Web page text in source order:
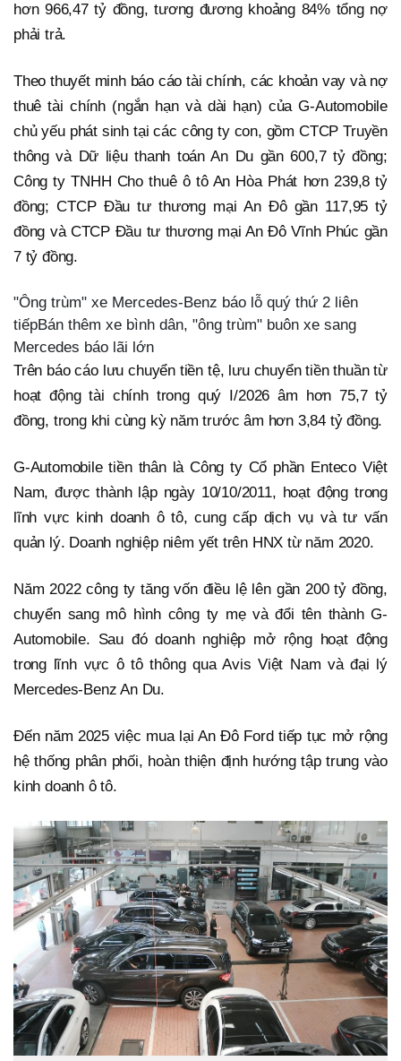
hơn 966,47 tỷ đồng, tương đương khoảng 84% tổng nợ
phải trả.
Theo thuyết minh báo cáo tài chính, các khoản vay và nợ
thuê tài chính (ngắn hạn và dài hạn) của G-Automobile
chủ yếu phát sinh tại các công ty con, gồm CTCP Truyền
thông và Dữ liệu thanh toán An Du gần 600,7 tỷ đồng;
Công ty TNHH Cho thuê ô tô An Hòa Phát hơn 239,8 tỷ
đồng; CTCP Đầu tư thương mại An Đô gần 117,95 tỷ
đồng và CTCP Đầu tư thương mại An Đô Vĩnh Phúc gần
7 tỷ đồng.
"Ông trùm" xe Mercedes-Benz báo lỗ quý thứ 2 liên
tiếpBán thêm xe bình dân, "ông trùm" buôn xe sang
Mercedes báo lãi lớn
Trên báo cáo lưu chuyển tiền tệ, lưu chuyển tiền thuần từ
hoạt động tài chính trong quý I/2026 âm hơn 75,7 tỷ
đồng, trong khi cùng kỳ năm trước âm hơn 3,84 tỷ đồng.
G-Automobile tiền thân là Công ty Cổ phần Enteco Việt
Nam, được thành lập ngày 10/10/2011, hoạt động trong
lĩnh vực kinh doanh ô tô, cung cấp dịch vụ và tư vấn
quản lý. Doanh nghiệp niêm yết trên HNX từ năm 2020.
Năm 2022 công ty tăng vốn điều lệ lên gần 200 tỷ đồng,
chuyển sang mô hình công ty mẹ và đổi tên thành G-
Automobile. Sau đó doanh nghiệp mở rộng hoạt động
trong lĩnh vực ô tô thông qua Avis Việt Nam và đại lý
Mercedes-Benz An Du.
Đến năm 2025 việc mua lại An Đô Ford tiếp tục mở rộng
hệ thống phân phối, hoàn thiện định hướng tập trung vào
kinh doanh ô tô.